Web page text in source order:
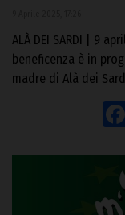
ALÀ DEI SARDI | 9
beneficenza è in
madre di Alà dei